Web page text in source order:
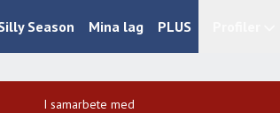
Season Mina lag PLUS
I samarbete med